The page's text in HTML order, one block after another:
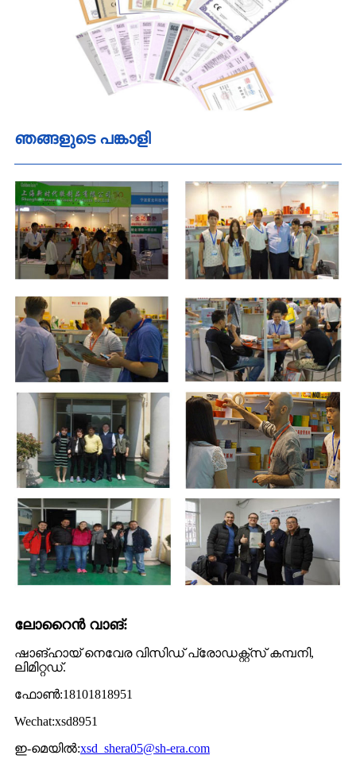
ഞങ്ങളുടെ പങ്കാളി
ലോറൈൻ വാങ്:
ഷാങ്ഹായ് നെവേര വിസിഡ് പ്രോഡക്റ്റ്സ് കമ്പനി,
ലിമിറ്റഡ്.
ഫോൺ:18101818951
Wechat:xsd8951
ഇ-മെയിൽ:xsd_shera05@sh-era.com